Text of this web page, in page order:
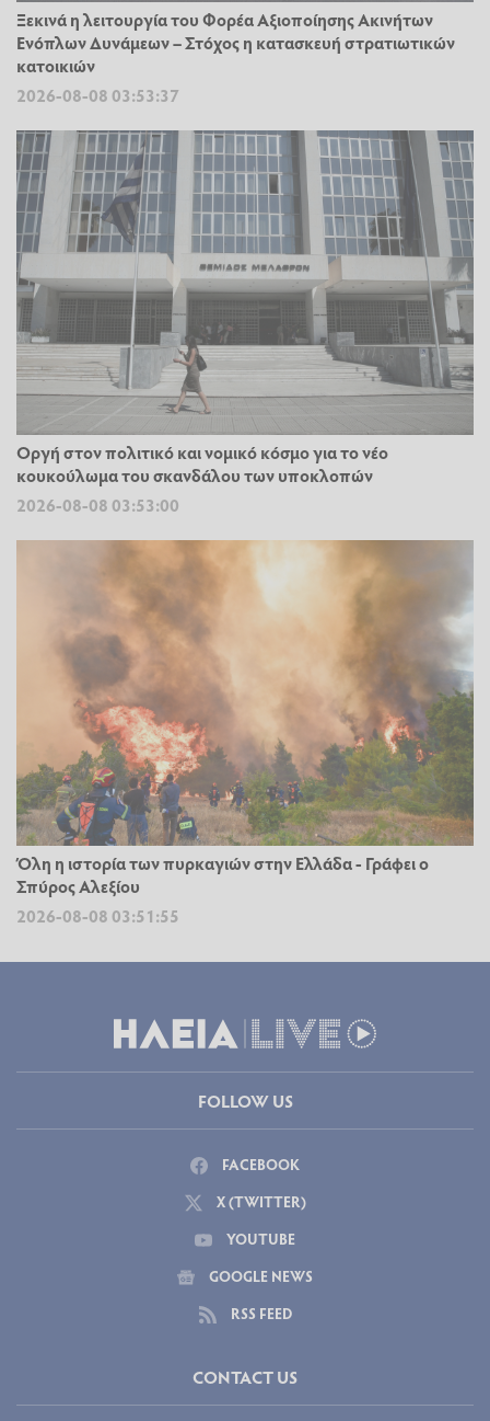
Ξεκινά η λειτουργία του Φορέα Αξιοποίησης Ακινήτων
Ενόπλων Δυνάμεων – Στόχος η κατασκευή στρατιωτικών
κατοικιών
2026-08-08 03:53:37
Οργή στον πολιτικό και νομικό κόσμο για το νέο
κουκούλωμα του σκανδάλου των υποκλοπών
2026-08-08 03:53:00
Όλη η ιστορία των πυρκαγιών στην Ελλάδα - Γράφει ο
Σπύρος Αλεξίου
2026-08-08 03:51:55
FOLLOW US
FACEBOOK
X (TWITTER)
YOUTUBE
GOOGLE NEWS
RSS FEED
CONTACT US